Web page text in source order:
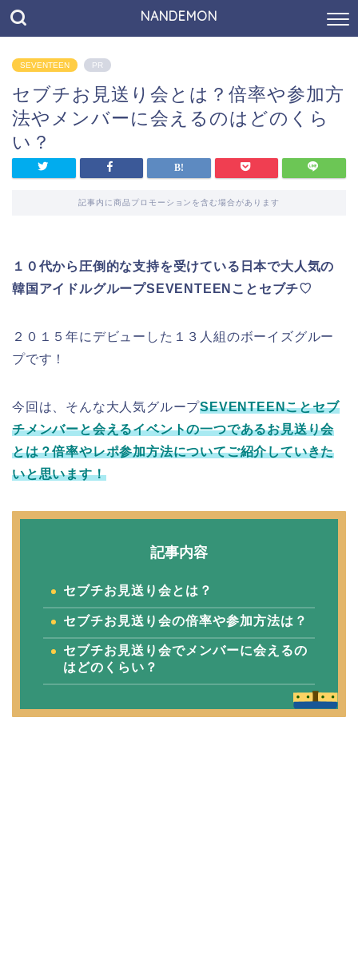
NANDEMON
SEVENTEEN PR
セブチお見送り会とは？倍率や参加方
法やメンバーに会えるのはどのくら
い？
記事内に商品プロモーションを含む場合があります
１０代から圧倒的な支持を受けている日本で大人気の
韓国アイドルグループSEVENTEENことセブチ♡
２０１５年にデビューした１３人組のボーイズグルー
プです！
今回は、そんな大人気グループSEVENTEENことセブ
チメンバーと会えるイベントの一つであるお見送り会
とは？倍率やレポ参加方法についてご紹介していきた
いと思います！
記事内容
セブチお見送り会とは？
セブチお見送り会の倍率や参加方法は？
セブチお見送り会でメンバーに会えるの
はどのくらい？